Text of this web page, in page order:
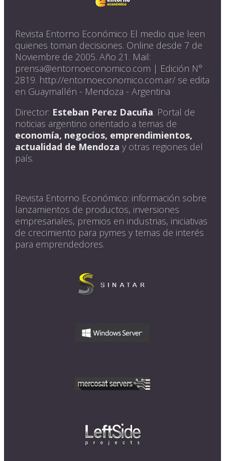
Revista Entorno Económico El medio que leen
quienes toman decisiones. Online desde 7 de
Noviembre de 2005. Año 21. Mail:
prensa@entornoeconomico.com | Edición N°
2819. http://entornoeconomico.com.ar/ se edita
en Guaymallén - Mendoza - Argentina
Director: Esteban Perez Dacuña. Portal de
noticias argentino orientado a temas de
economía, negocios, emprendimientos,
actualidad de Mendoza y otras regiones del
país.
Revista Entorno Económico: información sobre
lanzamientos de productos, inversiones
empresariales, premios en industrias, iniciativas
de crecimiento para pymes y temas de interés
para emprendedores.